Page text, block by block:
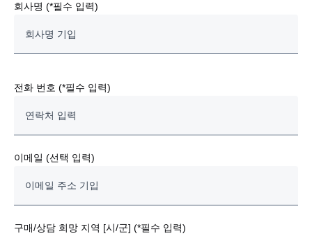
회사명 (*필수 입력)
전화 번호 (*필수 입력)
이메일 (선택 입력)
구매/상담 희망 지역 [시/군] (*필수 입력)